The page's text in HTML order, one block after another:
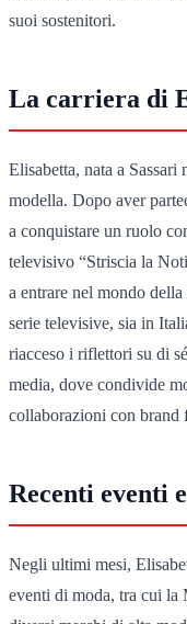
suoi sostenitori.
La carriera di
Elisabetta, nata a
modella. Dopo aver
a conquistare un ruolo
televisivo “Striscia la
a entrare nel mondo
serie televisive, sia in
riacceso i riflettori su di
media, dove condivide
collaborazioni con brand
Recenti eventi
Negli ultimi mesi,
eventi di moda, tra cui la